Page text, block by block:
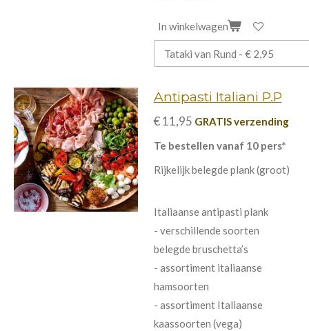
In winkelwagen
Antipasti Italiani P.P
€ 11,95 GRATIS verzending
Te bestellen vanaf 10 pers*
Rijkelijk belegde plank (groot)
Italiaanse antipasti plank
- verschillende soorten
belegde bruschetta’s
- assortiment italiaanse
hamsoorten
- assortiment Italiaanse
kaassoorten (vega)